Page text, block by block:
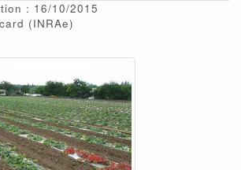
: 16/10/2015
(INRAe)